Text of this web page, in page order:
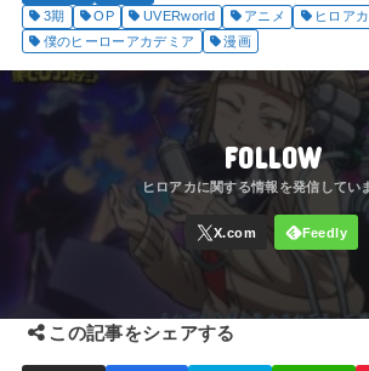
3期
OP UVERworld アニメ ヒロアカ
僕のヒーローアカデミア
漫画
FOLLOW
この記事をシェアする